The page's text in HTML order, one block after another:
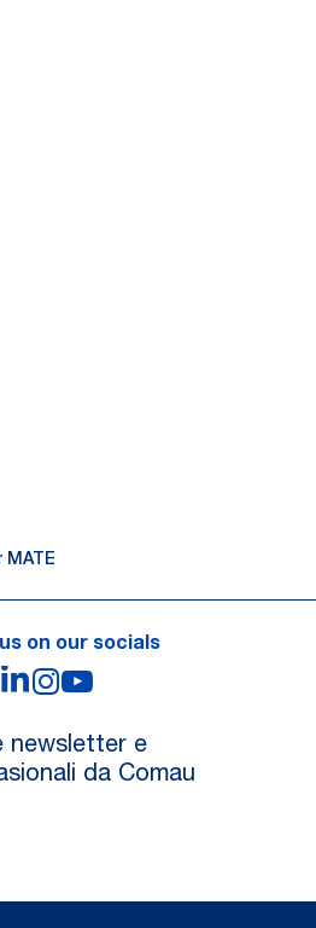
MATE
on our socials
LinkedIn
Instagram
newsletter e
da Comau